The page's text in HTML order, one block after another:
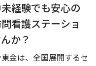
経験でも安心の
看護ステーショ
か？
金は、全国展開するセ